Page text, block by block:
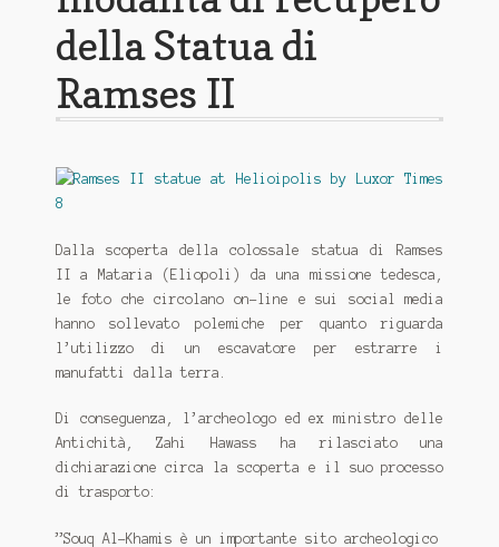
Distribuzione
EMILIA ROMAGNA-MARCHE-ABRUZZO
IL GIARDINO DEI LIBRI
MACROLIBRARSI
Piemonte - Liguria - Valle D’Aosta
SICILIA
della Statua di
Ramses II
Dalla scoperta della colossale statua di Ramses
II a Mataria (Eliopoli) da una missione tedesca,
le foto che circolano on-line e sui social media
hanno sollevato polemiche per quanto riguarda
l’utilizzo di un escavatore per estrarre i
manufatti dalla terra.
Di conseguenza, l’archeologo ed ex ministro delle
Antichità, Zahi Hawass ha rilasciato una
dichiarazione circa la scoperta e il suo processo
di trasporto:
”Souq Al-Khamis è un importante sito archeologico